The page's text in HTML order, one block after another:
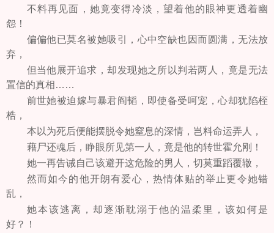
不料再见面，她竟变得冷淡，望着他的眼神更透着幽
怨！
偏偏他已莫名被她吸引，心中空缺也因而圆满，无法放
弃，
但当他展开追求，却发现她之所以判若两人，竟是无法
置信的真相……
前世她被迫嫁与暴君阎韬，即使备受呵宠，心却犹陷桎
梏，
本以为死后便能摆脱令她窒息的深情，岂料命运弄人，
藉尸还魂后，睁眼所见第一人，竟是他的转世霍允刚！
她一再告诫自己该避开这危险的男人，切莫重蹈覆辙，
然而如今的他开朗有爱心，热情体贴的举止更令她错
乱，
她本该逃离，却逐渐耽溺于他的温柔里，该如何是
好？！